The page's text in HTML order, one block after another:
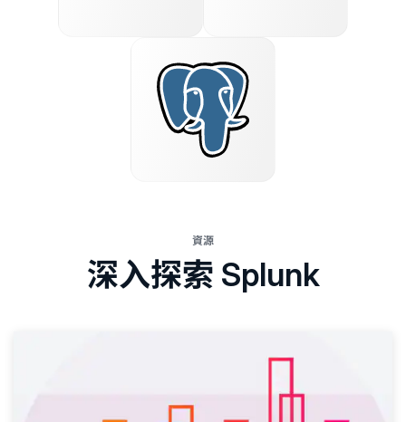
資源
深入探索 Splunk